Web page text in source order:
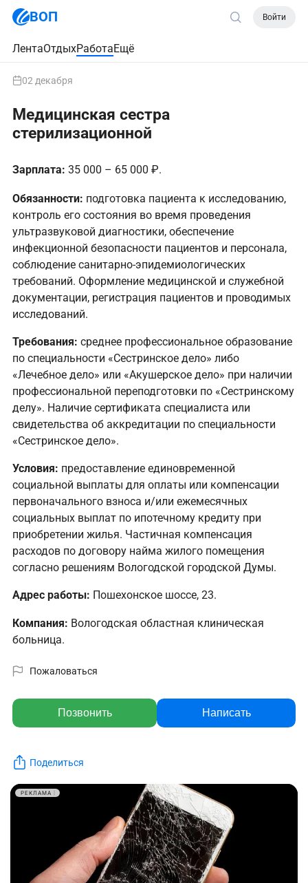
ВОП Войти
ЛентаОтдыхРаботаЕщё
02 декабря
Медицинская сестра
стерилизационной
Зарплата: 35 000 – 65 000 ₽.
Обязанности: подготовка пациента к исследованию,
контроль его состояния во время проведения
ультразвуковой диагностики, обеспечение
инфекционной безопасности пациентов и персонала,
соблюдение санитарно-эпидемиологических
требований. Оформление медицинской и служебной
документации, регистрация пациентов и проводимых
исследований.
Требования: среднее профессиональное образование
по специальности «Сестринское дело» либо
«Лечебное дело» или «Акушерское дело» при наличии
профессиональной переподготовки по «Сестринскому
делу». Наличие сертификата специалиста или
свидетельства об аккредитации по специальности
«Сестринское дело».
Условия: предоставление единовременной
социальной выплаты для оплаты или компенсации
первоначального взноса и/или ежемесячных
социальных выплат по ипотечному кредиту при
приобретении жилья. Частичная компенсация
расходов по договору найма жилого помещения
согласно решениям Вологодской городской Думы.
Адрес работы: Пошехонское шоссе, 23.
Компания: Вологодская областная клиническая
больница.
Пожаловаться
Позвонить Написать
Поделиться
РЕКЛАМА